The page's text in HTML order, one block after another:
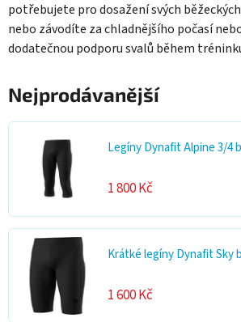
potřebujete pro dosažení svých
nebo závodíte za chladnějšího počasí
dodatečnou podporu svalů během
Nejprodávanější
Legíny Dynafit Alpine 3/4
1 800 Kč
Krátké legíny Dynafit Sky
1 600 Kč